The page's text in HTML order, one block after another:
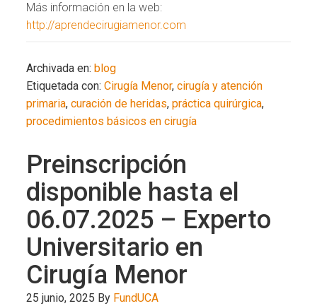
Más información en la web:
http://aprendecirugiamenor.com
Archivada en: blog
Etiquetada con:Cirugía Menor,cirugía y atención
primaria,curación de heridas,práctica quirúrgica,
procedimientos básicos en cirugía
Preinscripción
disponible hasta el
06.07.2025 – Experto
Universitario en
Cirugía Menor
25 junio, 2025 By FundUCA